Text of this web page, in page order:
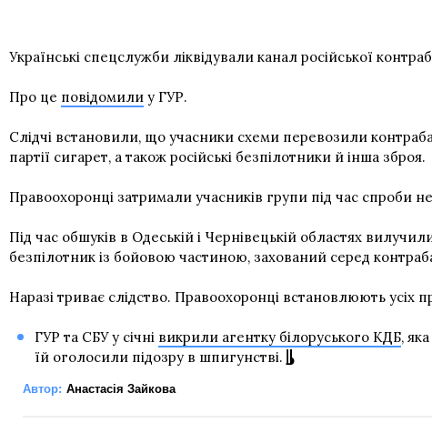
Українські спецслужби ліквідували канал російської
Про це повідомили у ГУР.
Слідчі встановили, що учасники схеми перевозили
партії сигарет, а також російські безпілотники й інша зброя.
Правоохоронці затримали учасників групи під час
Під час обшуків в Одеській і Чернівецькій областях
безпілотник із бойовою частиною, захований серед
Наразі триває слідство. Правоохоронці встановлюють усіх
ГУР та СБУ у січні викрили агентку білоруського КДБ,
їй оголосили підозру в шпигунстві.
Автор: Анастасія Зайкова